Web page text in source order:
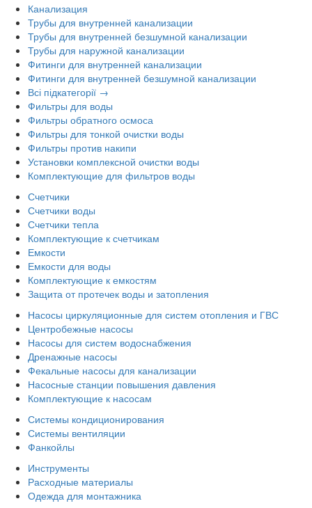
Канализация
Трубы для внутренней канализации
Трубы для внутренней безшумной канализации
Трубы для наружной канализации
Фитинги для внутренней канализации
Фитинги для внутренней безшумной канализации
Всі підкатегорії →
Фильтры для воды
Фильтры обратного осмоса
Фильтры для тонкой очистки воды
Фильтры против накипи
Установки комплексной очистки воды
Комплектующие для фильтров воды
Счетчики
Счетчики воды
Счетчики тепла
Комплектующие к счетчикам
Емкости
Емкости для воды
Комплектующие к емкостям
Защита от протечек воды и затопления
Насосы циркуляционные для систем отопления и ГВС
Центробежные насосы
Насосы для систем водоснабжения
Дренажные насосы
Фекальные насосы для канализации
Насосные станции повышения давления
Комплектующие к насосам
Системы кондиционирования
Системы вентиляции
Фанкойлы
Инструменты
Расходные материалы
Одежда для монтажника